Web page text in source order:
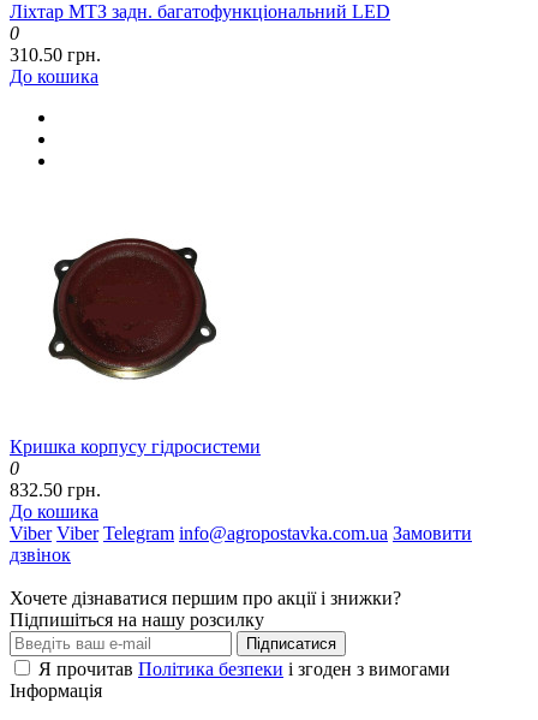
Ліхтар МТЗ задн. багатофункціональний LED
0
310.50 грн.
До кошика
Кришка корпусу гідросистеми
0
832.50 грн.
До кошика
Viber Viber Telegram info@agropostavka.com.ua Замовити
дзвінок
Хочете дізнаватися першим про акції і знижки?
Підпишіться на нашу розсилку
Підписатися
Я прочитав Політика безпеки і згоден з вимогами
Інформація